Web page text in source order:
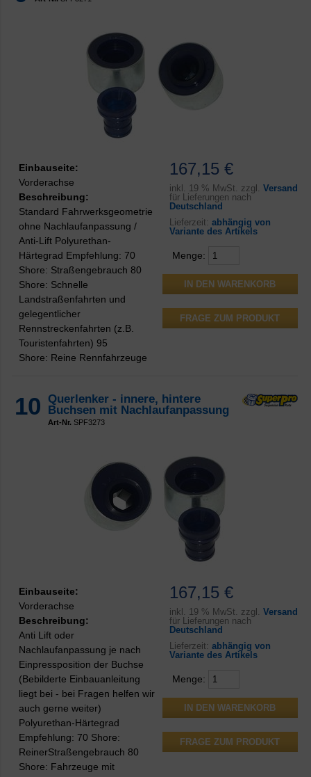
167,15 €
inkl. 19 % MwSt. zzgl. Versand
für Lieferungen nach
Deutschland
Lieferzeit: abhängig von
Variante des Artikels
Menge:
FRAGE ZUM PRODUKT
Einbauseite:
Vorderachse
Beschreibung:
Standard Fahrwerksgeometrie
ohne Nachlaufanpassung /
Anti-Lift Polyurethan-
Härtegrad Empfehlung: 70
Shore: Straßengebrauch 80
Shore: Schnelle
Landstraßenfahrten und
gelegentlicher
Rennstreckenfahrten (z.B.
Touristenfahrten) 95
Shore: Reine Rennfahrzeuge
10
Querlenker - innere, hintere
Buchsen mit Nachlaufanpassung
Art-Nr. SPF3273
167,15 €
inkl. 19 % MwSt. zzgl. Versand
für Lieferungen nach
Deutschland
Lieferzeit: abhängig von
Variante des Artikels
Menge:
FRAGE ZUM PRODUKT
Einbauseite:
Vorderachse
Beschreibung:
Anti Lift oder
Nachlaufanpassung je nach
Einpressposition der Buchse
(Bebilderte Einbauanleitung
liegt bei - bei Fragen helfen wir
auch gerne weiter)
Polyurethan-Härtegrad
Empfehlung: 70 Shore:
ReinerStraßengebrauch 80
Shore: Fahrzeuge mit